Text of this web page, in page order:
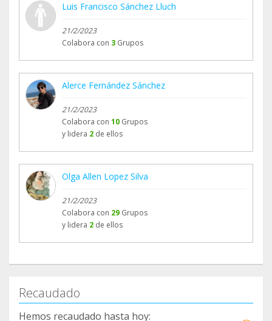
Luis Francisco Sánchez Lluch
21/2/2023
Colabora con 3 Grupos
Alerce Fernández Sánchez
21/2/2023
Colabora con 10 Grupos
y lidera 2 de ellos
Olga Allen Lopez Silva
21/2/2023
Colabora con 29 Grupos
y lidera 2 de ellos
Recaudado
Hemos recaudado hasta hoy: